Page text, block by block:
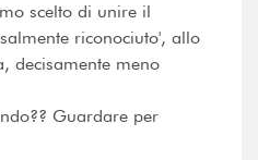
scelto di unire il
riconociuto', allo
decisamente meno
Guardare per